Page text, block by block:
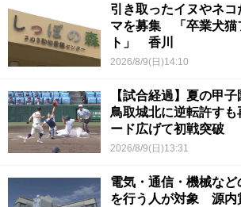
引き取ったイヌやネコ
マを募集 「卒業犬猫
ト」 香川
2026/8/9(日)14:10
【試合経過】夏の甲
鳥取城北に逆転許す
ード広げて初戦突破
2026/8/9(日)13:31
電気・通信・機械な
を行う人が対象 源内